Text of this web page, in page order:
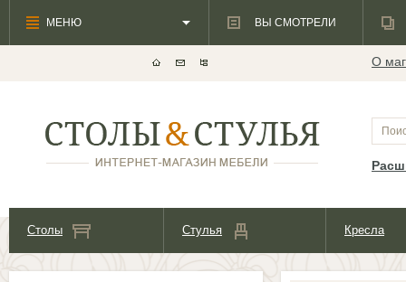
О
Столы Стулья Кресла
МЕНЮ ВЫ СМОТРЕЛИ